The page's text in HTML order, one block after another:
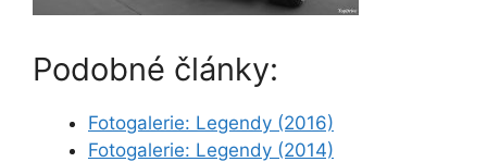
Podobné články:
Fotogalerie: Legendy (2016)
Fotogalerie: Legendy (2014)